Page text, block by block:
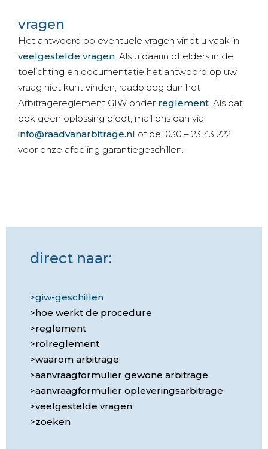
vragen
Het antwoord op eventuele vragen vindt u vaak in
veelgestelde vragen. Als u daarin of elders in de
toelichting en documentatie het antwoord op uw
vraag niet kunt vinden, raadpleeg dan het
Arbitragereglement GIW onder reglement. Als dat
ook geen oplossing biedt, mail ons dan via
info@raadvanarbitrage.nl of bel 030 – 23 43 222
voor onze afdeling garantiegeschillen.
direct naar:
giw-geschillen
hoe werkt de procedure
reglement
rolreglement
waarom arbitrage
aanvraagformulier gewone arbitrage
aanvraagformulier opleveringsarbitrage
veelgestelde vragen
zoeken